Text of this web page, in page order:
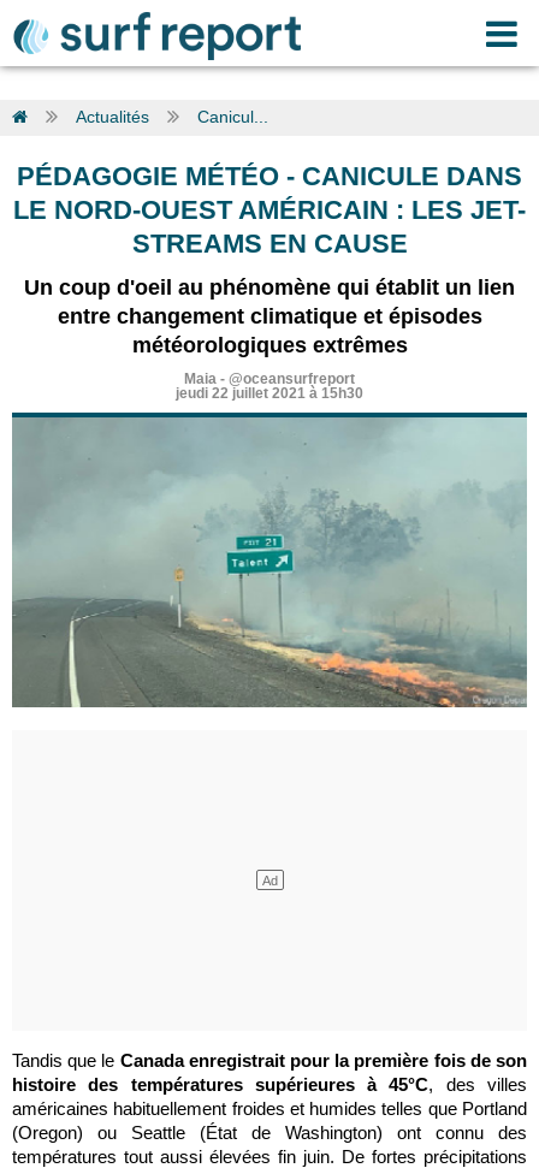
Actualités Canicul...
PÉDAGOGIE MÉTÉO - CANICULE DANS
LE NORD-OUEST AMÉRICAIN : LES JET-
STREAMS EN CAUSE
Un coup d'oeil au phénomène qui établit un lien
entre changement climatique et épisodes
météorologiques extrêmes
Maia - @oceansurfreport
jeudi 22 juillet 2021 à 15h30
Tandis que le Canada enregistrait pour la première fois de son
histoire des températures supérieures à 45°C, des villes
américaines habituellement froides et humides telles que Portland
(Oregon) ou Seattle (État de Washington) ont connu des
températures tout aussi élevées fin juin. De fortes précipitations